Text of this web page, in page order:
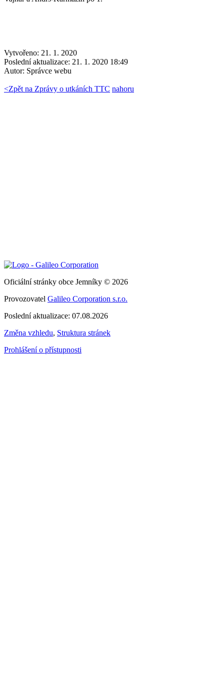
Vytvořeno: 21. 1. 2020
Poslední aktualizace: 21. 1. 2020 18:49
Autor: Správce webu
<Zpět na Zprávy o utkáních TTC nahoru
Oficiální stránky obce Jemníky © 2026
Provozovatel Galileo Corporation s.r.o.
Poslední aktualizace: 07.08.2026
Změna vzhledu, Struktura stránek
Prohlášení o přístupnosti